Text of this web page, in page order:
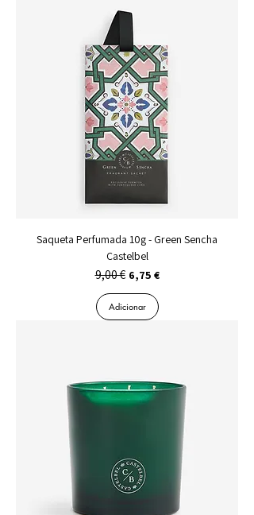
Saqueta Perfumada 10g - Green Sencha
Castelbel
Preço normal
9,00 € Preço promocional
6,75 €
Adicionar